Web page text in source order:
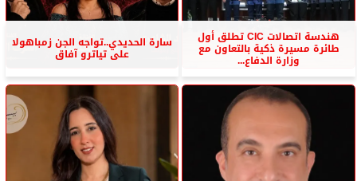
هندسة اتصالات CIC تطلق أول
طائرة مسيرة ذكية بالتعاون مع
وزارة الدفاع...
سارة الحديدي..تواجه الجن زمباهولا
على تياترو آفاق